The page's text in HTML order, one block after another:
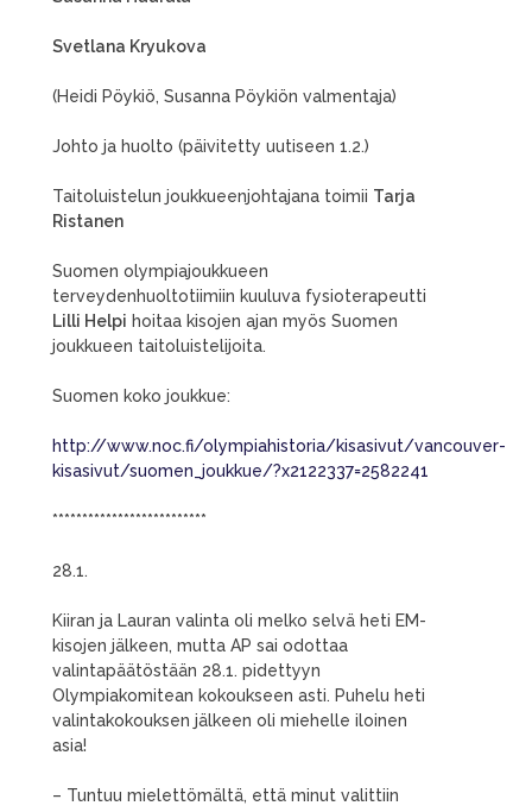
Svetlana Kryukova
(Heidi Pöykiö, Susanna Pöykiön valmentaja)
Johto ja huolto (päivitetty uutiseen 1.2.)
Taitoluistelun joukkueenjohtajana toimii Tarja
Ristanen
Suomen olympiajoukkueen
terveydenhuoltotiimiin kuuluva fysioterapeutti
Lilli Helpi hoitaa kisojen ajan myös Suomen
joukkueen taitoluistelijoita.
Suomen koko joukkue:
http://www.noc.fi/olympiahistoria/kisasivut/vancouver-
kisasivut/suomen_joukkue/?x2122337=2582241
**************************
28.1.
Kiiran ja Lauran valinta oli melko selvä heti EM-
kisojen jälkeen, mutta AP sai odottaa
valintapäätöstään 28.1. pidettyyn
Olympiakomitean kokoukseen asti. Puhelu heti
valintakokouksen jälkeen oli miehelle iloinen
asia!
– Tuntuu mielettömältä, että minut valittiin